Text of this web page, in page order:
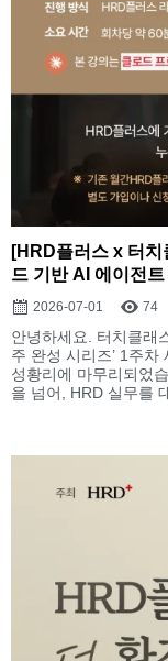
[HRD플러스 x 터
드 기반 AI 에이전
2026-07-01 74
안녕하세요. 터치클래
주 완성 시리즈’ 1주
성황리에 마무리되었
을 넘어, HRD 실무를